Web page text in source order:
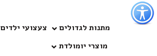
כפתור
לפתיחת
תפריט
נגישות
מתנות לגדולים צעצועי ילדים
מוצרי יומולדת